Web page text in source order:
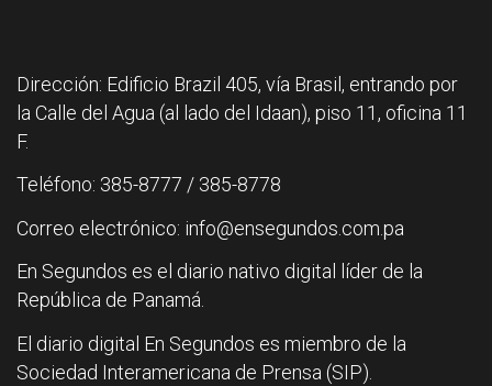
Dirección: Edificio Brazil 405, vía Brasil, entrando por
la Calle del Agua (al lado del Idaan), piso 11, oficina 11
F.
Teléfono: 385-8777 / 385-8778
Correo electrónico: info@ensegundos.com.pa
En Segundos es el diario nativo digital líder de la
República de Panamá.
El diario digital En Segundos es miembro de la
Sociedad Interamericana de Prensa (SIP).